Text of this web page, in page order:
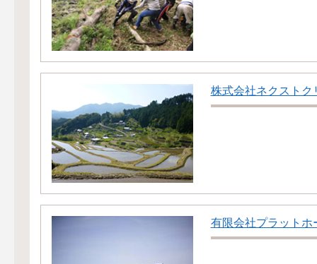
株式会社ネクストク
有限会社プラットホ